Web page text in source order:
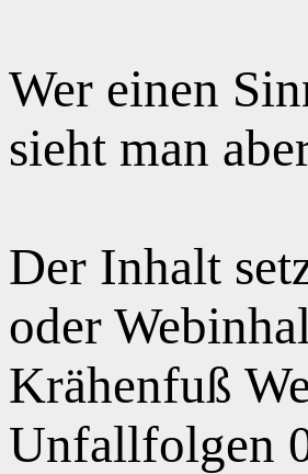
Wer einen
sieht man
Der Inhalt
oder
Krähenfuß
Unfallfolgen